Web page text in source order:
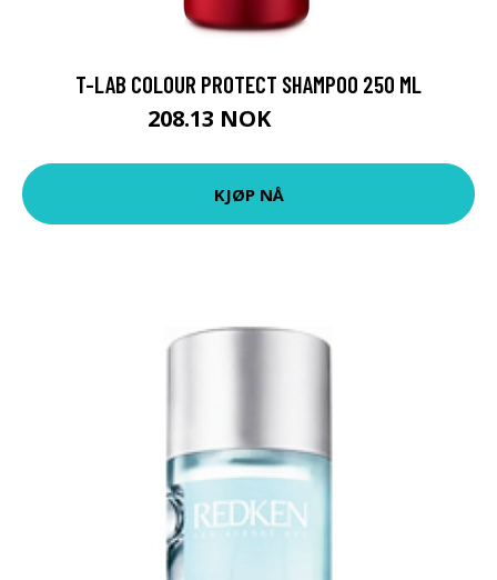
T-LAB COLOUR PROTECT SHAMPOO 250 ML
208.13 NOK
KJØP NÅ